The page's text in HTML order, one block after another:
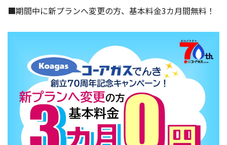
■期間中に新プランへ変更の方、基本料金3カ月間無料！